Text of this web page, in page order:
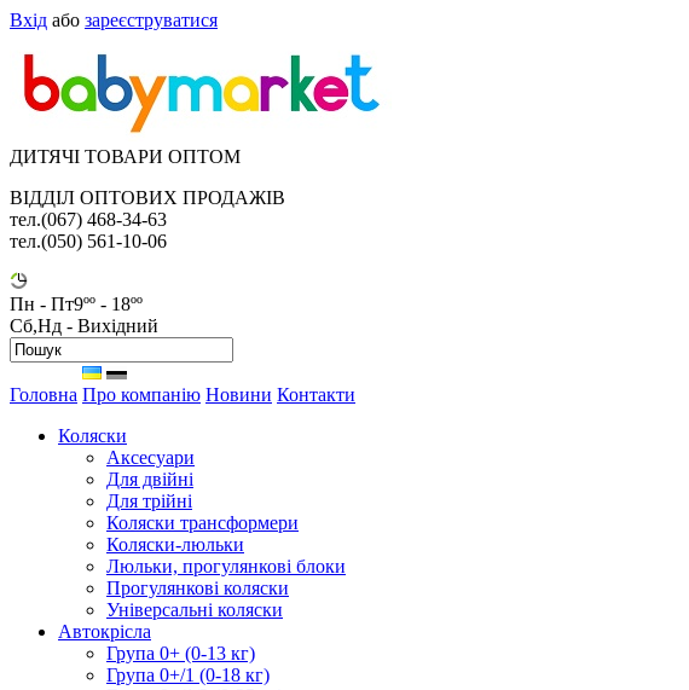
Вхід або зареєструватися
ДИТЯЧІ ТОВАРИ ОПТОМ
ВІДДІЛ ОПТОВИХ ПРОДАЖІВ
тел.(067) 468-34-63
тел.(050) 561-10-06
Пн - Пт9ºº - 18ºº
Сб,Нд - Вихідний
Головна Про компанію Новини Контакти
Коляски
Аксесуари
Для двійні
Для трійні
Коляски трансформери
Коляски-люльки
Люльки, прогулянкові блоки
Прогулянкові коляски
Універсальні коляски
Автокрісла
Група 0+ (0-13 кг)
Група 0+/1 (0-18 кг)